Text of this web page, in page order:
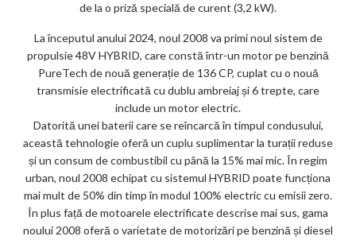
de la o priză specială de curent (3,2 kW).
La începutul anului 2024, noul 2008 va primi noul sistem de
propulsie 48V HYBRID, care constă într-un motor pe benzină
PureTech de nouă generație de 136 CP, cuplat cu o nouă
transmisie electrificată cu dublu ambreiaj și 6 trepte, care
include un motor electric.
Datorită unei baterii care se reîncarcă în timpul condusului,
această tehnologie oferă un cuplu suplimentar la turații reduse
și un consum de combustibil cu până la 15% mai mic. În regim
urban, noul 2008 echipat cu sistemul HYBRID poate funcționa
mai mult de 50% din timp în modul 100% electric cu emisii zero.
În plus față de motoarele electrificate descrise mai sus, gama
noului 2008 oferă o varietate de motorizări pe benzină și diesel